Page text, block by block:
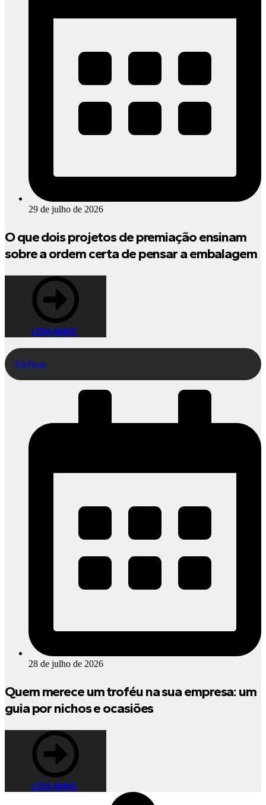
29 de julho de 2026
O que dois projetos de premiação ensinam
sobre a ordem certa de pensar a embalagem
LEIA MAIS
Troféus
28 de julho de 2026
Quem merece um troféu na sua empresa: um
guia por nichos e ocasiões
LEIA MAIS